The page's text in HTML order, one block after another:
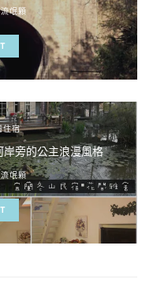
流氓顆
住宿
旁的公主浪漫風格
流氓顆